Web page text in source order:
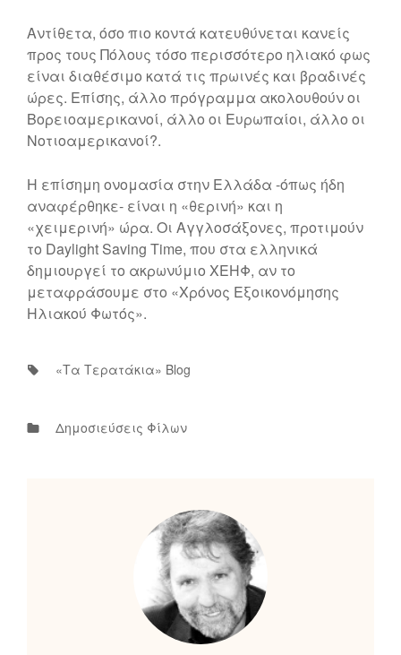
Αντίθετα, όσο πιο κοντά κατευθύνεται κανείς
προς τους Πόλους τόσο περισσότερο ηλιακό φως
είναι διαθέσιμο κατά τις πρωινές και βραδινές
ώρες. Επίσης, άλλο πρόγραμμα ακολουθούν οι
Βορειοαμερικανοί, άλλο οι Ευρωπαίοι, άλλο οι
Νοτιοαμερικανοί?.
Η επίσημη ονομασία στην Ελλάδα -όπως ήδη
αναφέρθηκε- είναι η «θερινή» και η
«χειμερινή» ώρα. Οι Αγγλοσάξονες, προτιμούν
το Daylight Saving Time, που στα ελληνικά
δημιουργεί το ακρωνύμιο ΧΕΗΦ, αν το
μεταφράσουμε στο «Χρόνος Εξοικονόμησης
Ηλιακού Φωτός».
Tags:
«τα Τερατάκια» Blog
Categories
Δημοσιεύσεις Φίλων